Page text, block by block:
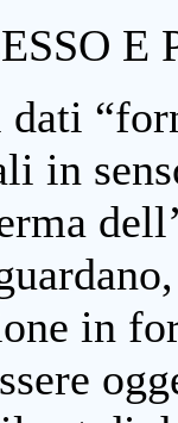
in
in